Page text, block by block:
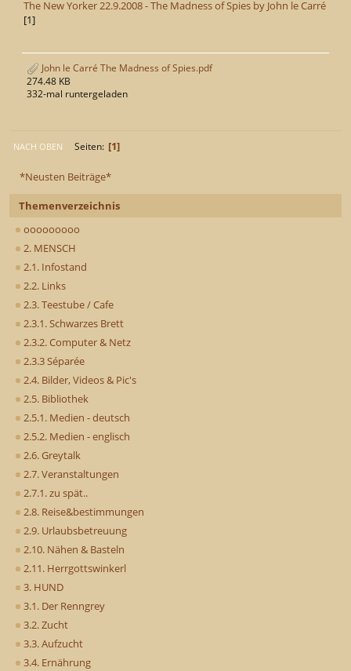
*Neusten Beiträge*
Themenverzeichnis
ooooooooo
2. MENSCH
2.1. Infostand
2.2. Links
2.3. Teestube / Cafe
2.3.1. Schwarzes Brett
2.3.2. Computer & Netz
2.3.3 Séparée
2.4. Bilder, Videos & Pic's
2.5. Bibliothek
2.5.1. Medien - deutsch
2.5.2. Medien - englisch
2.6. Greytalk
2.7. Veranstaltungen
2.7.1. zu spät..
2.8. Reise&bestimmungen
2.9. Urlaubsbetreuung
2.10. Nähen & Basteln
2.11. Herrgottswinkerl
3. HUND
3.1. Der Renngrey
3.2. Zucht
3.3. Aufzucht
3.4. Ernährung
The New Yorker 22.9.2008 - The Madness of Spies by John le Carré
[1]
John le Carré The Madness of Spies.pdf
274.48 KB
332-mal runtergeladen
NACH OBEN Seiten 1